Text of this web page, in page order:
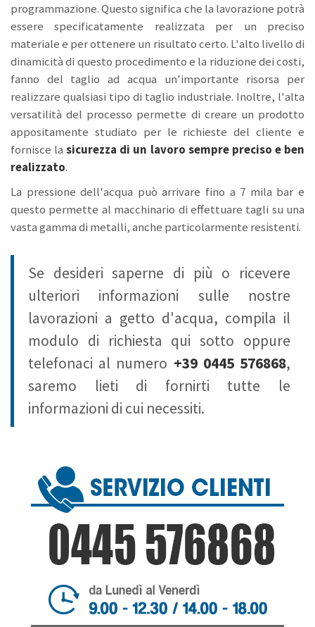
programmazione. Questo significa che la lavorazione potrà
essere specificatamente realizzata per un preciso
materiale e per ottenere un risultato certo. L'alto livello di
dinamicità di questo procedimento e la riduzione dei costi,
fanno del taglio ad acqua un'importante risorsa per
realizzare qualsiasi tipo di taglio industriale. Inoltre, l'alta
versatilità del processo permette di creare un prodotto
appositamente studiato per le richieste del cliente e
fornisce lasicurezza di un lavoro sempre preciso e ben
realizzato.
La pressione dell'acqua può arrivare fino a 7 mila bar e
questo permette al macchinario di effettuare tagli su una
vasta gamma di metalli, anche particolarmente resistenti.
Se desideri saperne di più o ricevere
ulteriori informazioni sulle nostre
lavorazioni a getto d'acqua, compila il
modulo di richiesta qui sotto oppure
telefonaci al numero +39 0445 576868,
saremo lieti di fornirti tutte le
informazioni di cui necessiti.